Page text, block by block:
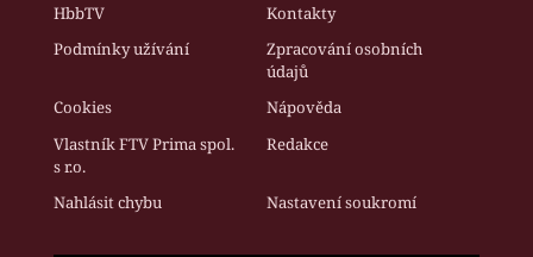
HbbTV
Kontakty
Podmínky užívání
Zpracování osobních
údajů
Cookies
Nápověda
Vlastník FTV Prima spol.
s r.o.
Redakce
Nahlásit chybu Nastavení soukromí